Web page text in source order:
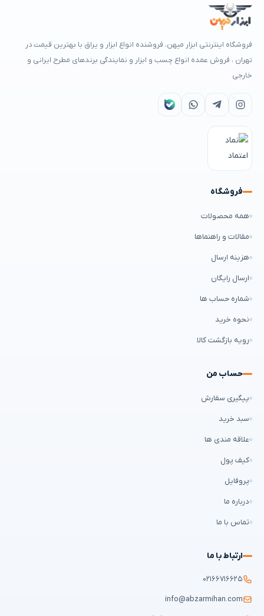
فروشگاه اینترنتی ابزار میهن، فروشنده انواع ابزار و یراق با بهترین قیمت در
تهران ، فروش عمده انواع چسب و ابزار و نمایندگی برندهای مطرح ایرانی و
خارجی
فروشگاه
همه محصولات
مقالات و راهنماها
هزینه ارسال
ارسال رایگان
شماره حساب ها
نحوه خرید
رویه بازگشت کالا
حساب من
پیگیری سفارش
سبد خرید
علاقه مندی ها
کیف پول
پروفایل
درباره ما
تماس با ما
ارتباط با ما
۰۲۱۶۶۷۱۶۶۲۵
info@abzarmihan.com